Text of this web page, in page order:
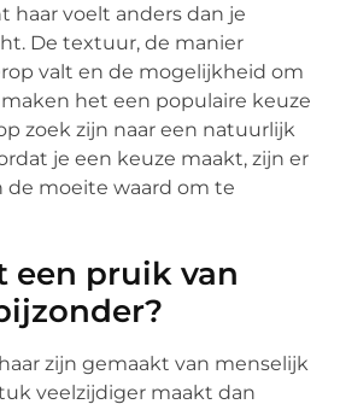
haar voelt anders dan je
De textuur, de manier
valt en de mogelijkheid om
het een populaire keuze
zoek zijn naar een natuurlijk
je een keuze maakt, zijn er
de moeite waard om te
een pruik van
zijn gemaakt van menselijk
veelzijdiger maakt dan